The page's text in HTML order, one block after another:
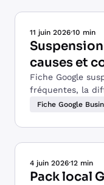
11 juin 2026·10 min
causes et
Fiche Google
fréquentes, la
et dure, et la
Fiche Google
4 juin 2026·12 min
Pack local